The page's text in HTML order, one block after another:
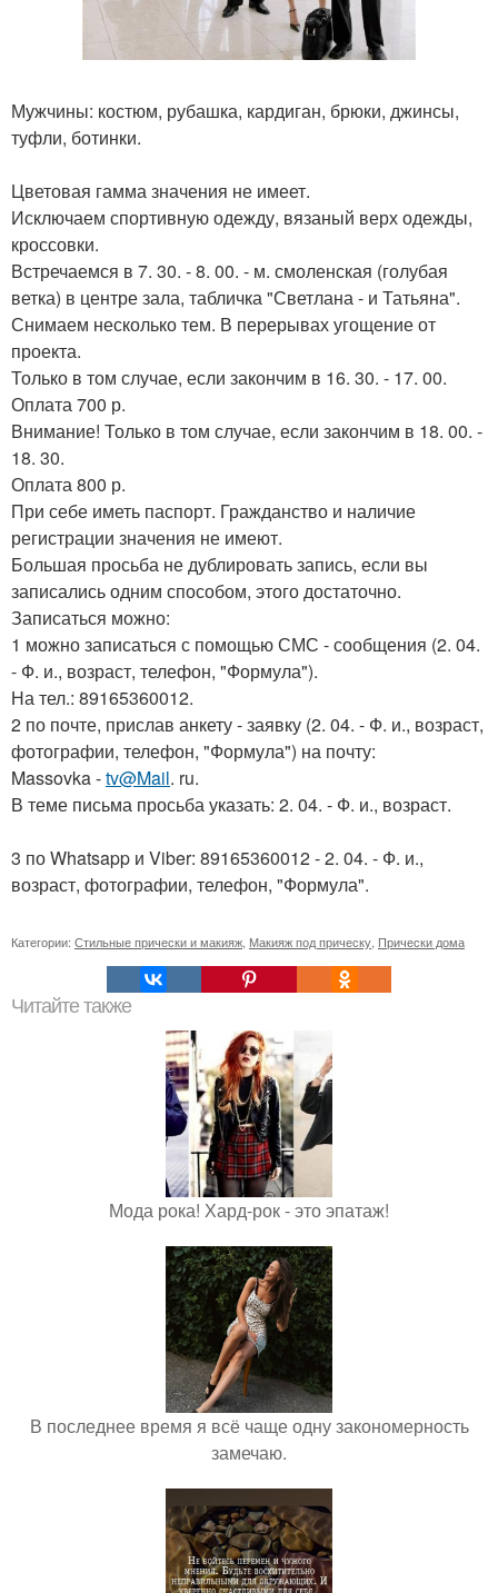
Мужчины: костюм, рубашка, кардиган, брюки, джинсы,
туфли, ботинки.
Цветовая гамма значения не имеет.
Исключаем спортивную одежду, вязаный верх одежды,
кроссовки.
Встречаемся в 7. 30. - 8. 00. - м. смоленская (голубая
ветка) в центре зала, табличка "Светлана - и Татьяна".
Снимаем несколько тем. В перерывах угощение от
проекта.
Только в том случае, если закончим в 16. 30. - 17. 00.
Оплата 700 р.
Внимание! Только в том случае, если закончим в 18. 00. -
18. 30.
Оплата 800 р.
При себе иметь паспорт. Гражданство и наличие
регистрации значения не имеют.
Большая просьба не дублировать запись, если вы
записались одним способом, этого достаточно.
Записаться можно:
1 можно записаться с помощью СМС - сообщения (2. 04.
- Ф. и., возраст, телефон, "Формула").
На тел.: 89165360012.
2 по почте, прислав анкету - заявку (2. 04. - Ф. и., возраст,
фотографии, телефон, "Формула") на почту:
Massovka -tv@Mail. ru.
В теме письма просьба указать: 2. 04. - Ф. и., возраст.
3 по Whatsapp и Viber: 89165360012 - 2. 04. - Ф. и.,
возраст, фотографии, телефон, "Формула".
Категории: Стильные прически и макияж Макияж под прическу Прически дома
Читайте также
Мода рока! Хард-рок - это эпатаж!
В последнее время я всё чаще одну закономерность
замечаю.